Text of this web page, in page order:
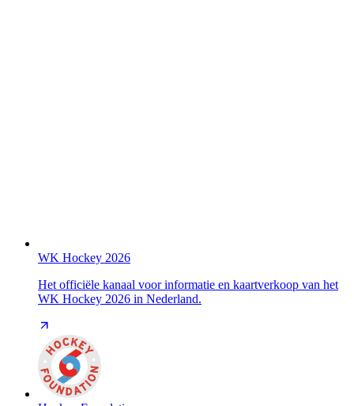
WK Hockey 2026
Het officiële kanaal voor informatie en kaartverkoop van het
WK Hockey 2026 in Nederland.